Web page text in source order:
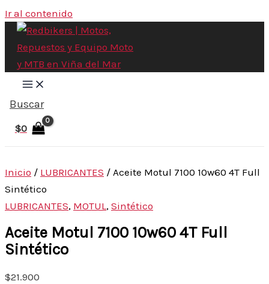
Ir al contenido
Buscar
$0
Inicio / LUBRICANTES / Aceite Motul 7100 10w60 4T Full
Sintético
LUBRICANTES, MOTUL, Sintético
Aceite Motul 7100 10w60 4T Full
Sintético
$21.900